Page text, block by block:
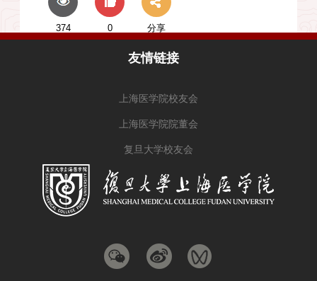
374 0 分享
友情链接
上海医学院校友会
上海医学院院董会
复旦大学校友会